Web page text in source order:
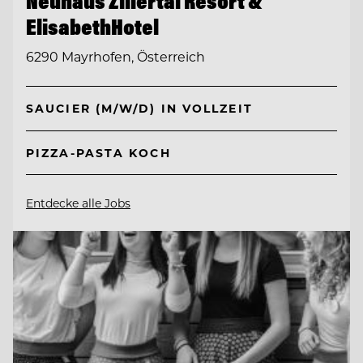
ElisabethHotel
6290 Mayrhofen, Österreich
SAUCIER (M/W/D) IN VOLLZEIT
PIZZA-PASTA KOCH
Entdecke alle Jobs